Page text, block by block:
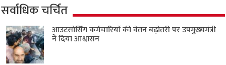
सर्वाधिक चर्चित
आउटसोर्सिंग कर्मचारियों की वेतन बढ़ोतरी पर उपमुख्यमंत्री
ने दिया आश्वासन